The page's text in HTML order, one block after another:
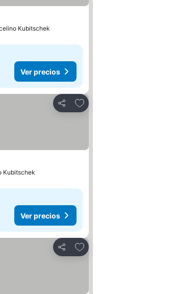
Kubitschek
Ver precios
Compartir
Agregar a favoritos
Kubitschek
Ver precios
Compartir
Agregar a favoritos